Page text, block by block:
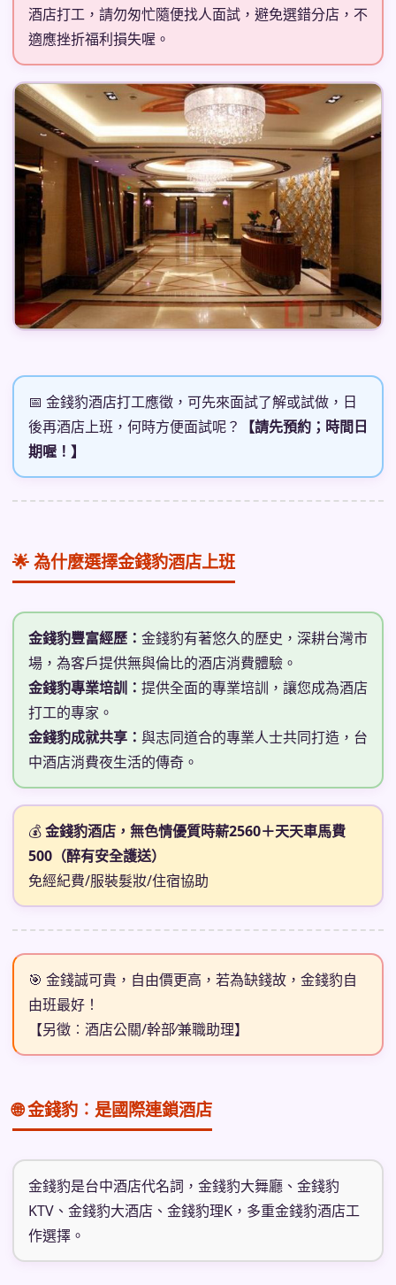
酒店打工，請勿匆忙隨便找人面試，避免選錯分店，不
適應挫折福利損失喔。
📅 金錢豹酒店打工應徵，可先來面試了解或試做，日
後再酒店上班，何時方便面試呢？
【請先預約；時間日
期喔！】
🌟 為什麼選擇金錢豹酒店上班
金錢豹豐富經歷： 金錢豹有著悠久的歷史，深耕台灣市
場，為客戶提供無與倫比的酒店消費體驗。
金錢豹專業培訓： 提供全面的專業培訓，讓您成為酒店
打工的專家。
金錢豹成就共享： 與志同道合的專業人士共同打造，台
中酒店消費夜生活的傳奇。
💰金錢豹酒店，無色情優質時薪2560＋天天車馬費
500（醉有安全護送）
免經紀費/服裝髮妝/住宿協助
🎯 金錢誠可貴，自由價更高，若為缺錢故，金錢豹自
由班最好！
【另徵︰酒店公關/幹部∕兼職助理】
🌐 金錢豹︰是國際連鎖酒店
金錢豹是台中酒店代名詞，金錢豹大舞廳、金錢豹
KTV、金錢豹大酒店、金錢豹理K，多重金錢豹酒店工
作選擇。